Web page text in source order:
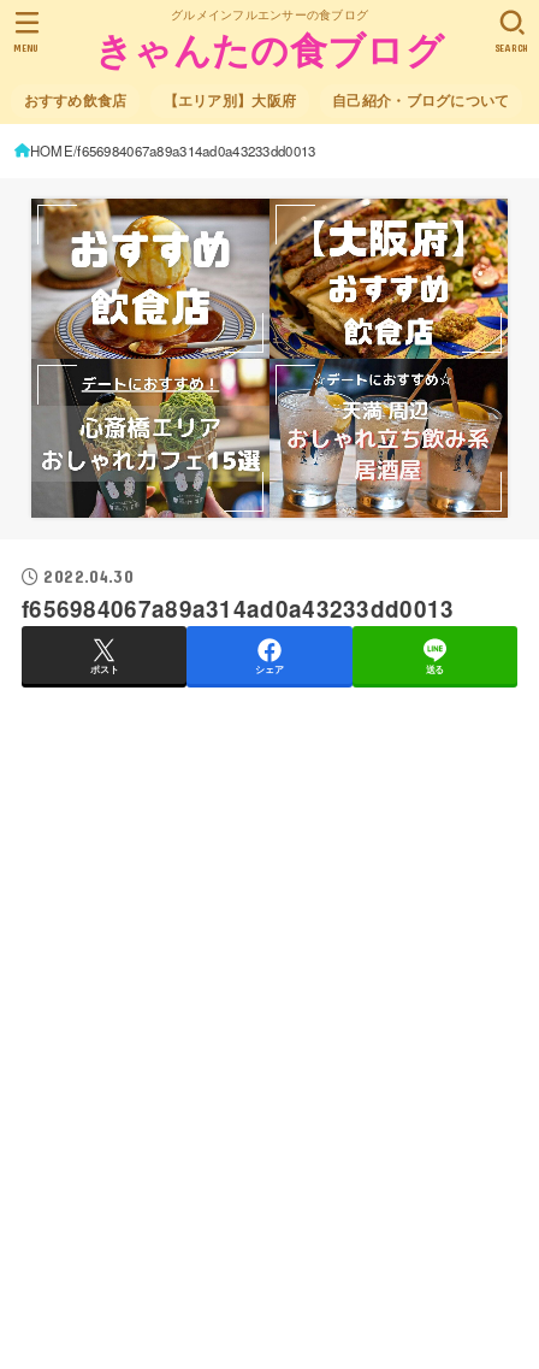
グルメインフルエンサーの食ブログ
きゃんたの食ブログ
おすすめ飲食店 【エリア別】大阪府 自己紹介・ブログについて
SEARCH
MENU
HOME f656984067a89a314ad0a43233dd0013
2022.04.30
f656984067a89a314ad0a43233dd0013
ポスト シェア 送る